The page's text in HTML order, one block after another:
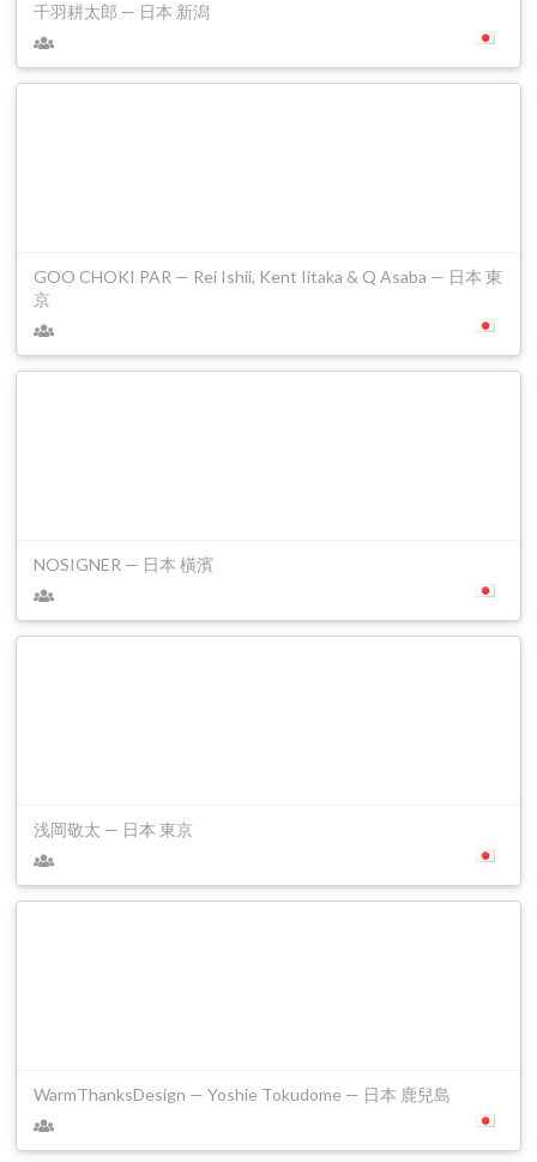
千羽耕太郎 — 日本 新潟
GOO CHOKI PAR — Rei Ishii, Kent Iitaka & Q Asaba — 日本 東
京
NOSIGNER — 日本 橫濱
浅岡敬太 — 日本 東京
WarmThanksDesign — Yoshie Tokudome — 日本 鹿兒島